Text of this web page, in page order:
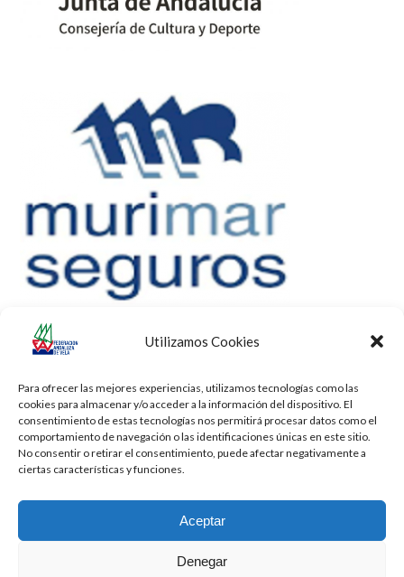
Utilizamos Cookies
Para ofrecer las mejores experiencias, utilizamos tecnologías como las
cookies para almacenar y/o acceder a la información del dispositivo. El
consentimiento de estas tecnologías nos permitirá procesar datos como el
comportamiento de navegación o las identificaciones únicas en este sitio.
No consentir o retirar el consentimiento, puede afectar negativamente a
ciertas características y funciones.
Aceptar
Denegar